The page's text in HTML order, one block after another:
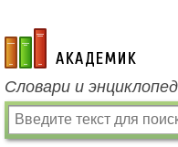
academic.ru
Словари и